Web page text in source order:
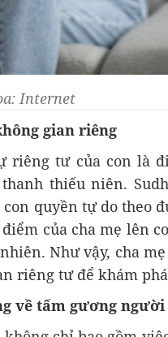
Internet
gian riêng
riêng tư của con là
thiếu niên.
con quyền tự do theo
của cha mẹ lên
Như vậy, cha
riêng tư để khám
về tấm gương